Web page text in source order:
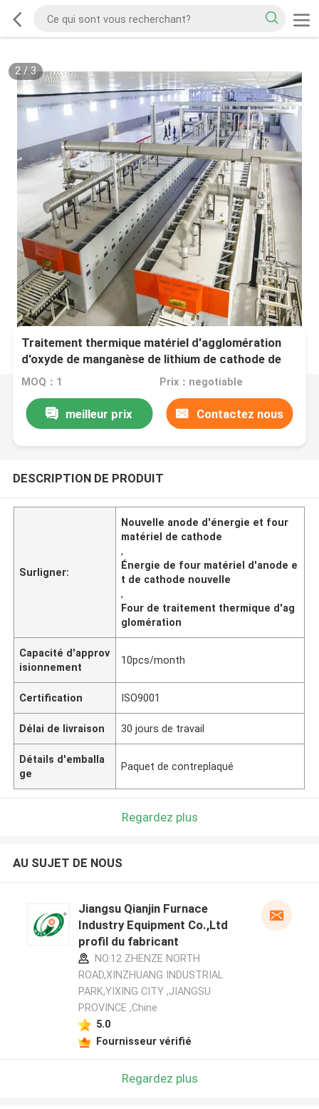
2/3
Traitement thermique matériel d'agglomération
d'oxyde de manganèse de lithium de cathode de
batterie au lithium de four d'anode et de cathode
MOQ：1 Prix：negotiable
meilleur prix Contactez nous
DESCRIPTION DE PRODUIT
Surligner:
Nouvelle anode d'énergie et four
matériel de cathode
,
Énergie de four matériel d'anode e
t de cathode nouvelle
,
Four de traitement thermique d'ag
glomération
Capacité d'approv
isionnement
10pcs/month
Certification ISO9001
Délai de livraison 30 jours de travail
Détails d'emballa
ge
Paquet de contreplaqué
Regardez plus
AU SUJET DE NOUS
Jiangsu Qianjin Furnace
Industry Equipment Co.,Ltd
profil du fabricant
NO.12 ZHENZE NORTH
ROAD,XINZHUANG INDUSTRIAL
PARK,YIXING CITY ,JIANGSU
PROVINCE ,Chine
5.0
Fournisseur vérifié
Regardez plus